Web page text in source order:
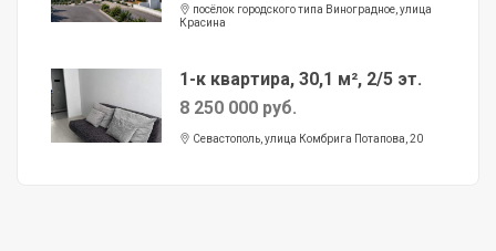
посёлок городского типа Виноградное, улица
Красина
1-к квартира, 30,1 м², 2/5 эт.
8 250 000 руб.
Севастополь, улица Комбрига Потапова, 20